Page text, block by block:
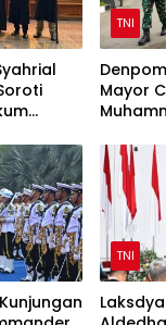
TNI
Mayor
TNI
Laksdya